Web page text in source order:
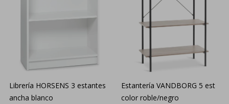
Librería HORSENS 3 estantes
ancha blanco
Estantería VANDBORG 5 est
color roble/negro